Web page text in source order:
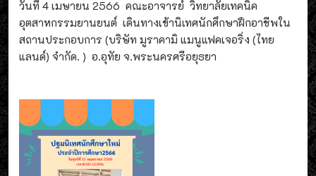
วันที่ 4 เมษายน 2566 คณะอาจารย์ วิทยาลัยเทคนิค
อุตสาหกรรมยานยนต์ เดินทางเข้านิเทศนักศึกษาฝึกอาชีพใน
สถานประกอบการ (บริษัท มูราคามิ แมนูแฟคเจอริ่ง (ไทย
แลนด์) จำกัด. ) อ.อุทัย จ.พระนครศรีอยุธยา